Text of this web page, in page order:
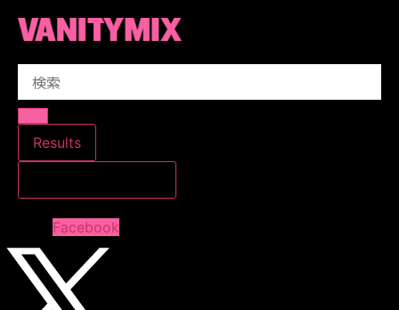
Results
Facebook